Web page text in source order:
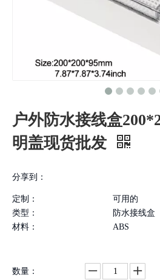
户外防水接线盒
明盖现货批发
分享到：
定制：
可用的
类型：
防水接线盒
材料：
ABS
数量：